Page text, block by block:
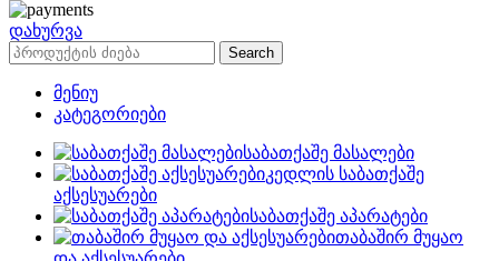
დახურვა
Search
მენიუ
კატეგორიები
საბათქაშე მასალები
კედლის საბათქაშე
აქსესუარები
საბათქაშე აპარატები
თაბაშირ მუყაო